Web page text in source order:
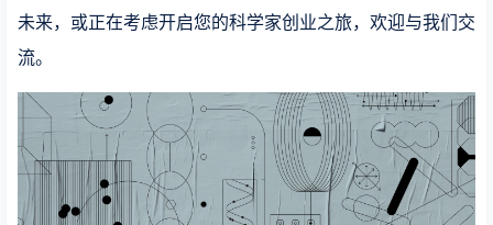
未来，或正在考虑开启您的科学家创业之旅，欢迎与我们交
流。